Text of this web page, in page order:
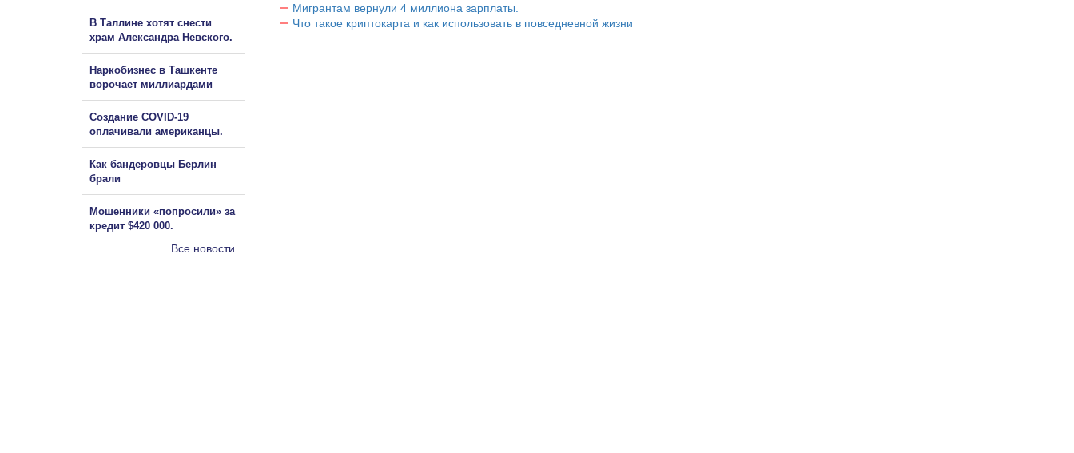
Мигрантам вернули 4 миллиона зарплаты.
Что такое криптокарта и как использовать в повседневной жизни
В Таллине хотят снести
храм Александра Невского.
Наркобизнес в Ташкенте
ворочает миллиардами
Создание COVID-19
оплачивали американцы.
Как бандеровцы Берлин
брали
Мошенники «попросили» за
кредит $420 000.
Все новости...